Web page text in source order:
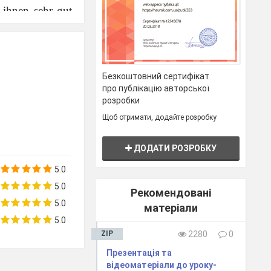
sehr gut
правильну
Punkt für
5.0
5.0
5.0
5.0
Безкоштовний сертифікат
про публікацію авторської
розробки
Щоб отримати, додайте розробку
ДОДАТИ РОЗРОБКУ
Рекомендовані
матеріали
ZIP 2280
0
Презентація та
відеоматеріали до уроку-